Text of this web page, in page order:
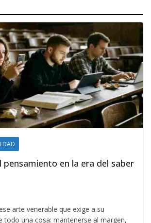
pensamiento en la era del saber
arte venerable que exige a su
todo una cosa: mantenerse al margen,